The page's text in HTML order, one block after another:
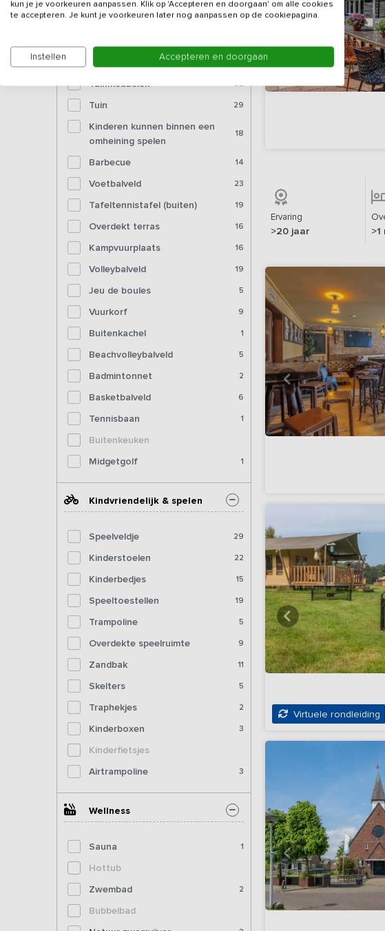
Bioscoop
Voorzieningen (buiten)
Tuinmeubelen
Tuin 29
Kinderen kunnen binnen een
omheining spelen
18
Barbecue 14
Voetbalveld 23
Tafeltennistafel (buiten) 19
Overdekt terras 16
Kampvuurplaats 16
Volleybalveld 19
Jeu de boules 5
Vuurkorf 9
Buitenkachel 1
Beachvolleybalveld 5
Badmintonnet 2
Basketbalveld 6
Tennisbaan 1
Buitenkeuken
Midgetgolf
1
Kindvriendelijk & spelen
Speelveldje 29
Kinderstoelen 22
Kinderbedjes 15
Speeltoestellen 19
Trampoline 5
Overdekte speelruimte 9
Zandbak 11
Skelters 5
Traphekjes 2
Kinderboxen 3
Kinderfietsjes
Airtrampoline
3
Wellness
Sauna 1
Hottub
Zwembad
2
Bubbelbad
Ervaring
>20 jaar >1
Virtuele rondleiding
kun je je voorkeuren aanpassen. Klik op 'Accepteren en doorgaan' om alle cookies
te accepteren. Je kunt je voorkeuren later nog aanpassen op de cookiepagina.
Instellen Accepteren en doorgaan